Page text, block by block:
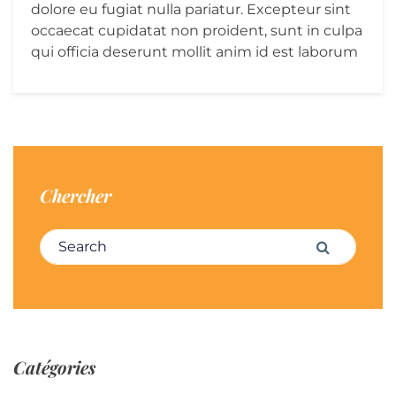
dolore eu fugiat nulla pariatur. Excepteur sint
occaecat cupidatat non proident, sunt in culpa
qui officia deserunt mollit anim id est laborum
Chercher
Search for: Search
Catégories